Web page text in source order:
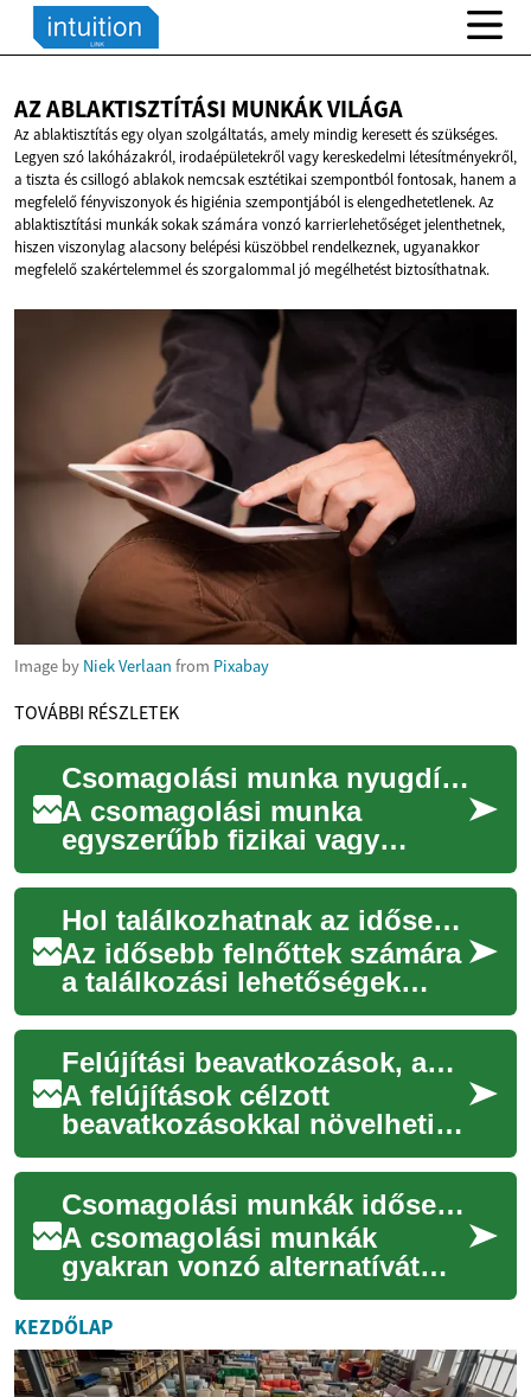
AZ ABLAKTISZTÍTÁSI MUNKÁK VILÁGA
Az ablaktisztítás egy olyan szolgáltatás, amely mindig keresett és szükséges.
Legyen szó lakóházakról, irodaépületekről vagy kereskedelmi létesítményekről,
a tiszta és csillogó ablakok nemcsak esztétikai szempontból fontosak, hanem a
megfelelő fényviszonyok és higiénia szempontjából is elengedhetetlenek. Az
ablaktisztítási munkák sokak számára vonzó karrierlehetőséget jelenthetnek,
hiszen viszonylag alacsony belépési küszöbbel rendelkeznek, ugyanakkor
megfelelő szakértelemmel és szorgalommal jó megélhetést biztosíthatnak.
Image by Niek Verlaan from Pixabay
TOVÁBBI RÉSZLETEK
Csomagolási munka nyugdíjasoknak: lehetőségek és tanácsok
A csomagolási munka
egyszerűbb fizikai vagy
kézügyességet igénylő
feladatokat foglal magában,
ami vonzó lehetőség leh... Hol találkozhatnak az idősebb felnőttek: helyszínek és részvételi ötletek
Az idősebb felnőttek számára
a találkozási lehetőségek
sokrétűek: személyes
programok, helyi közösségi
események és a...
Felújítási beavatkozások, amelyek mérhető hatással lehetnek az eladási árra
A felújítások célzott
beavatkozásokkal növelhetik
az ingatlan piaci értékét, de a
hatásuk méréséhez össze kell
kapcso...
Csomagolási munkák idősebbeknek: lehetőségek és tippek
A csomagolási munkák
gyakran vonzó alternatívát
jelentenek azoknak, akik
nyugdíj után vagy
részmunkaidőben
szeretnéne...
KEZDŐLAP